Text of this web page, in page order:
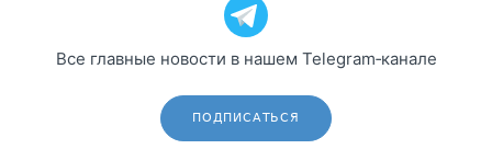
Все главные новости в нашем Telegram‑канале
ПОДПИСАТЬСЯ